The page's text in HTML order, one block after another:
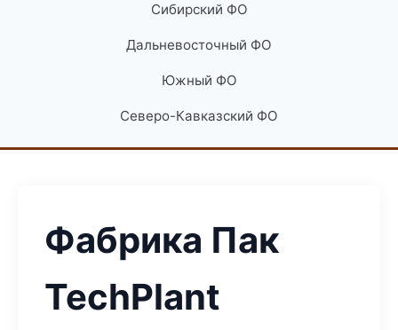
Сибирский ФО
Дальневосточный ФО
Южный ФО
Северо-Кавказский ФО
Фабрика Пак
TechPlant